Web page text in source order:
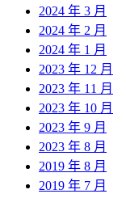
2024 年 3 月
2024 年 2 月
2024 年 1 月
2023 年 12 月
2023 年 11 月
2023 年 10 月
2023 年 9 月
2023 年 8 月
2019 年 8 月
2019 年 7 月